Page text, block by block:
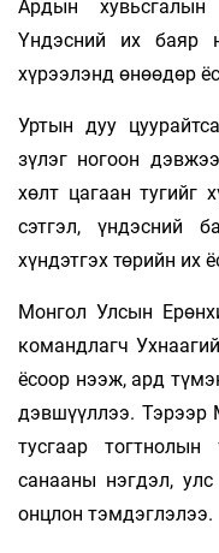
Ардын
Үндэсний их баяр
хүрээлэнд өнөөдөр
Уртын дуу
зүлэг ногоон
хөлт цагаан тугийг
сэтгэл, үндэсний
хүндэтгэх төрийн их
Монгол Улсын
командлагч
ёсоор нээж, ард
дэвшүүллээ. Тэрээр
тусгаар
санааны нэгдэл,
онцлон тэмдэглэлээ.